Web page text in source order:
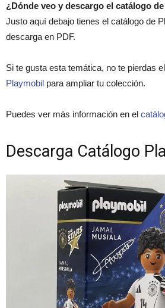
¿Dónde veo y descargo el catálogo
Justo aquí debajo tienes el catálogo de
descarga en PDF.
Si te gusta esta temática, no te pierdas
Playmobil para ampliar tu colección.
Puedes ver más información en el
Descarga Catálogo